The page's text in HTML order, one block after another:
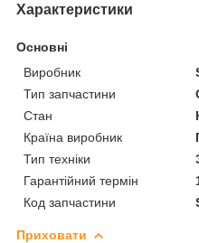
Характеристики
Основні
Виробник
Тип запчастини
Стан
Країна виробник
Тип техніки
Гарантійний термін
Код запчастини
Приховати